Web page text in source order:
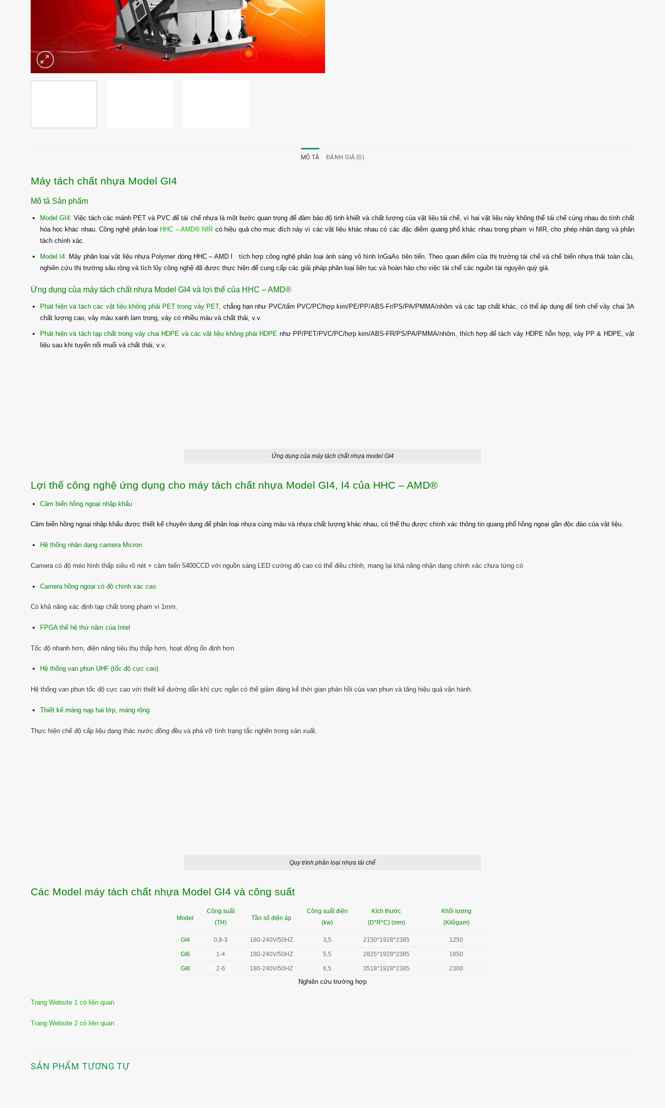
MÔ TẢ ĐÁNH GIÁ (0)
Máy tách chất nhựa Model GI4
Mô tả Sản phẩm
Model GI4: Việc tách các mảnh PET và PVC để tái chế nhựa là một bước quan trọng để đảm bảo độ tinh khiết và chất lượng của vật liệu tái chế, vì hai vật liệu này không thể tái chế cùng nhau do tính chất
hóa học khác nhau. Công nghệ phân loại HHC – AMD® NIR có hiệu quả cho mục đích này vì các vật liệu khác nhau có các đặc điểm quang phổ khác nhau trong phạm vi NIR, cho phép nhận dạng và phân
tách chính xác.
Model I4: Máy phân loại vật liệu nhựa Polymer dòng HHC – AMD I tích hợp công nghệ phân loại ánh sáng vô hình InGaAs tiên tiến. Theo quan điểm của thị trường tái chế và chế biến nhựa thải toàn cầu,
nghiên cứu thị trường sâu rộng và tích lũy công nghệ đã được thực hiện để cung cấp các giải pháp phân loại liên tục và hoàn hảo cho việc tái chế các nguồn tài nguyên quý giá.
Ứng dụng của máy tách chất nhựa Model GI4 và lợi thế của HHC – AMD®
Phát hiện và tách các vật liệu không phải PET trong vảy PET, chẳng hạn như PVC/tấm PVC/PC/hợp kim/PE/PP/ABS-Fr/PS/PA/PMMA/nhôm và các tạp chất khác, có thể áp dụng để tinh chế vảy chai 3A
chất lượng cao, vảy màu xanh lam trong, vảy có nhiều màu và chất thải, v.v.
Phát hiện và tách tạp chất trong vảy chai HDPE và các vật liệu không phải HDPE như PP/PET/PVC/PC/hợp kim/ABS-FR/PS/PA/PMMA/nhôm, thích hợp để tách vảy HDPE hỗn hợp, vảy PP & HDPE, vật
liệu sau khi tuyển nổi muối và chất thải, v.v.
Ứng dụng của máy tách chất nhựa model GI4
Lợi thế công nghệ ứng dụng cho máy tách chất nhựa Model GI4, I4 của HHC – AMD®
Cảm biến hồng ngoại nhập khẩu
Cảm biến hồng ngoại nhập khẩu được thiết kế chuyên dụng để phân loại nhựa cùng màu và nhựa chất lượng khác nhau, có thể thu được chính xác thông tin quang phổ hồng ngoại gần độc đáo của vật liệu.
Hệ thống nhận dạng camera Micron
Camera có độ méo hình thấp siêu rõ nét + cảm biến 5400CCD với nguồn sáng LED cường độ cao có thể điều chỉnh, mang lại khả năng nhận dạng chính xác chưa từng có
Camera hồng ngoại có độ chính xác cao
Có khả năng xác định tạp chất trong phạm vi 1mm.
FPGA thế hệ thứ năm của Intel
Tốc độ nhanh hơn, điện năng tiêu thụ thấp hơn, hoạt động ổn định hơn.
Hệ thống van phun UHF (tốc độ cực cao)
Hệ thống van phun tốc độ cực cao với thiết kế đường dẫn khí cực ngắn có thể giảm đáng kể thời gian phản hồi của van phun và tăng hiệu quả vận hành.
Thiết kế máng nạp hai lớp, máng rộng
Thực hiện chế độ cấp liệu dạng thác nước đồng đều và phá vỡ tình trạng tắc nghẽn trong sản xuất.
Quy trình phân loại nhựa tái chế
Các Model máy tách chất nhựa Model GI4 và công suất
Model
Công suất
(TH)
Tần số điện áp
Công suất điện
(kw)
Kích thước
(D*R*C) (mm)
Khối lượng
(Kilôgam)
GI4 0,8-3 180-240V/50HZ 3,5 2150*1928*2385 1250
GI6 1-4 180-240V/50HZ 5,5 2825*1928*2385 1850
GI8 2-6 180-240V/50HZ 6,5 3518*1928*2385 2300
Nghiên cứu trường hợp
Trang Website 1 có liên quan
Trang Website 2 có liên quan
SẢN PHẨM TƯƠNG TỰ